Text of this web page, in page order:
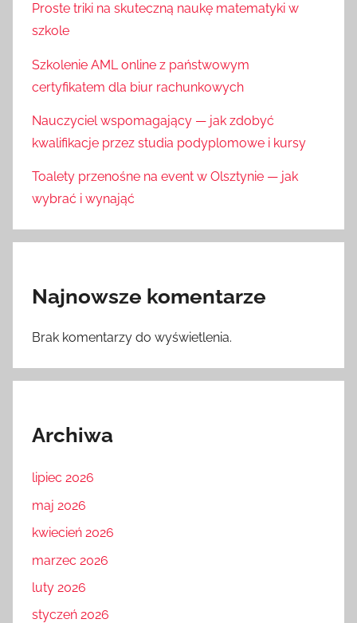
Proste triki na skuteczną naukę matematyki w
szkole
Szkolenie AML online z państwowym
certyfikatem dla biur rachunkowych
Nauczyciel wspomagający — jak zdobyć
kwalifikacje przez studia podyplomowe i kursy
Toalety przenośne na event w Olsztynie — jak
wybrać i wynająć
Najnowsze komentarze
Brak komentarzy do wyświetlenia.
Archiwa
lipiec 2026
maj 2026
kwiecień 2026
marzec 2026
luty 2026
styczeń 2026